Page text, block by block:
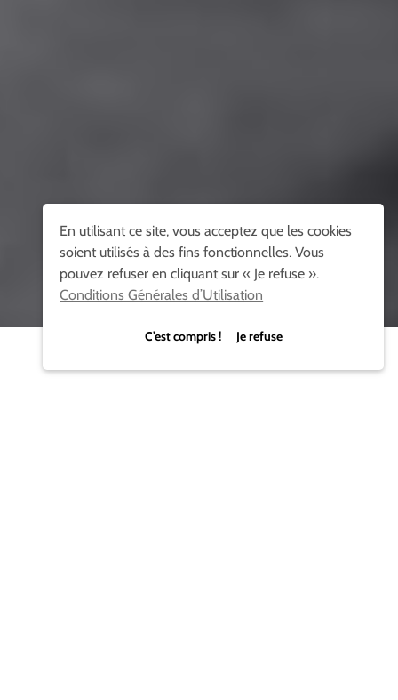
En utilisant ce site, vous acceptez que les cookies
soient utilisés à des fins fonctionnelles. Vous
pouvez refuser en cliquant sur « Je refuse ».
Conditions Générales d’Utilisation
C’est compris ! Je refuse